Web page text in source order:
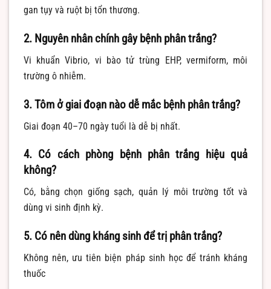
gan tụy và ruột bị tổn thương.
2. Nguyên nhân chính gây bệnh phân trắng?
Vi khuẩn Vibrio, vi bào tử trùng EHP, vermiform, môi
trường ô nhiễm.
3. Tôm ở giai đoạn nào dễ mắc bệnh phân trắng?
Giai đoạn 40–70 ngày tuổi là dễ bị nhất.
4. Có cách phòng bệnh phân trắng hiệu quả
không?
Có, bằng chọn giống sạch, quản lý môi trường tốt và
dùng vi sinh định kỳ.
5. Có nên dùng kháng sinh để trị phân trắng?
Không nên, ưu tiên biện pháp sinh học để tránh kháng
thuốc